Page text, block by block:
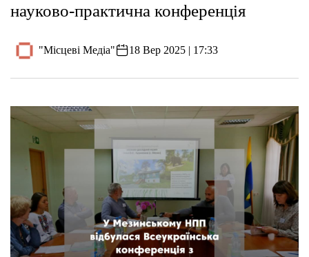
науково-практична конференція
"Місцеві Медіа" 18 Вер 2025 | 17:33